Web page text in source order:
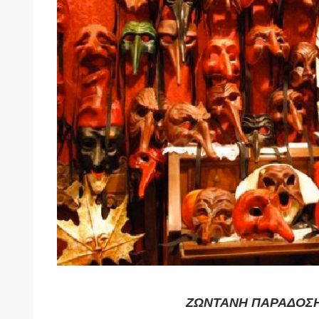
ΖΩΝΤΑΝΗ